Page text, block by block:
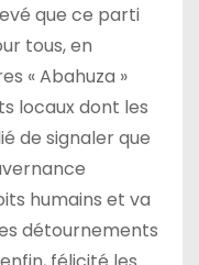
que ce parti
tous, en
« Abahuza »
locaux dont les
de signaler que
humains et va
détournements